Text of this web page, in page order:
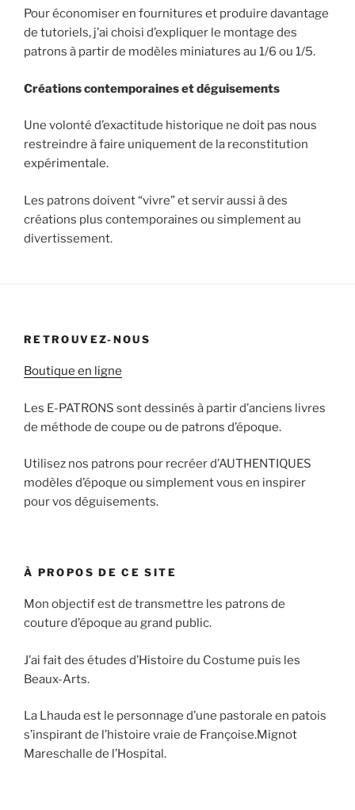
Pour économiser en fournitures et produire davantage
de tutoriels, j’ai choisi d’expliquer le montage des
patrons à partir de modèles miniatures au 1/6 ou 1/5.
Créations contemporaines et déguisements
Une volonté d’exactitude historique ne doit pas nous
restreindre à faire uniquement de la reconstitution
expérimentale.
Les patrons doivent “vivre” et servir aussi à des
créations plus contemporaines ou simplement au
divertissement.
RETROUVEZ-NOUS
Boutique en ligne
Les E-PATRONS sont dessinés à partir d’anciens livres
de méthode de coupe ou de patrons d’époque.
Utilisez nos patrons pour recréer d’AUTHENTIQUES
modèles d’époque ou simplement vous en inspirer
pour vos déguisements.
À PROPOS DE CE SITE
Mon objectif est de transmettre les patrons de
couture d’époque au grand public.
J’ai fait des études d’Histoire du Costume puis les
Beaux-Arts.
La Lhauda est le personnage d’une pastorale en patois
s’inspirant de l’histoire vraie de Françoise.Mignot
Mareschalle de l’Hospital.